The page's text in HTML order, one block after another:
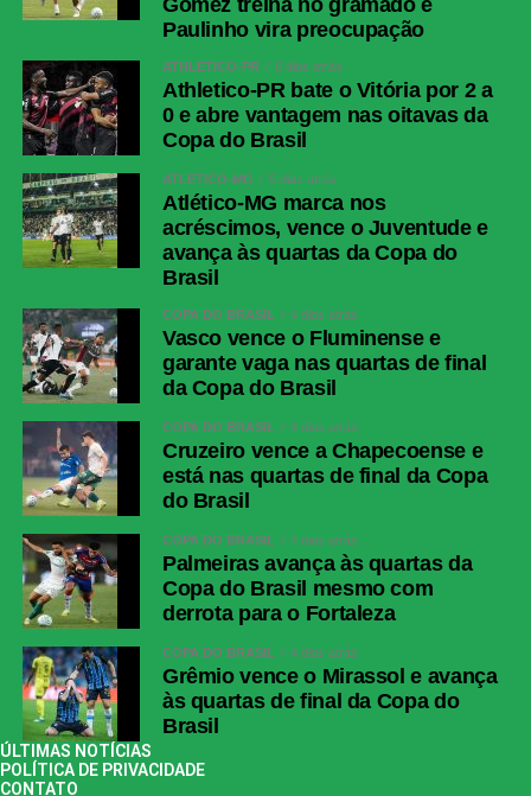
Gómez treina no gramado e
Paulinho vira preocupação
ATHLETICO-PR 6 dias atrás
Athletico-PR bate o Vitória por 2 a
0 e abre vantagem nas oitavas da
Copa do Brasil
ATLÉTICO-MG 5 dias atrás
Atlético-MG marca nos
acréscimos, vence o Juventude e
avança às quartas da Copa do
Brasil
COPA DO BRASIL 4 dias atrás
Vasco vence o Fluminense e
garante vaga nas quartas de final
da Copa do Brasil
COPA DO BRASIL 4 dias atrás
Cruzeiro vence a Chapecoense e
está nas quartas de final da Copa
do Brasil
COPA DO BRASIL 4 dias atrás
Palmeiras avança às quartas da
Copa do Brasil mesmo com
derrota para o Fortaleza
COPA DO BRASIL 4 dias atrás
Grêmio vence o Mirassol e avança
às quartas de final da Copa do
Brasil
ÚLTIMAS NOTÍCIAS
POLÍTICA DE PRIVACIDADE
CONTATO